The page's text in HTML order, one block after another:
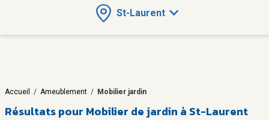
St-Laurent
Accueil / Ameublement / Mobilier jardin
Résultats pour Mobilier de jardin à St-Laurent